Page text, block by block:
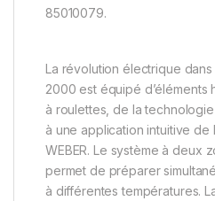
85010079.
La révolution électrique
2000 est équipé d’éléments
à roulettes, de la
à une application intuitive de
WEBER. Le système à deux
permet de préparer
à différentes températures.